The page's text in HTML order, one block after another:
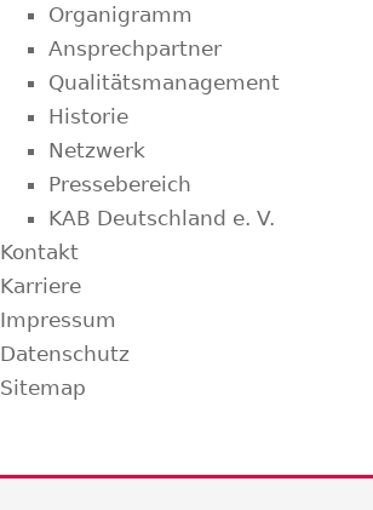
Organigramm
Ansprechpartner
Qualitätsmanagement
Historie
Netzwerk
Pressebereich
KAB Deutschland e. V.
Kontakt
Karriere
Impressum
Datenschutz
Sitemap